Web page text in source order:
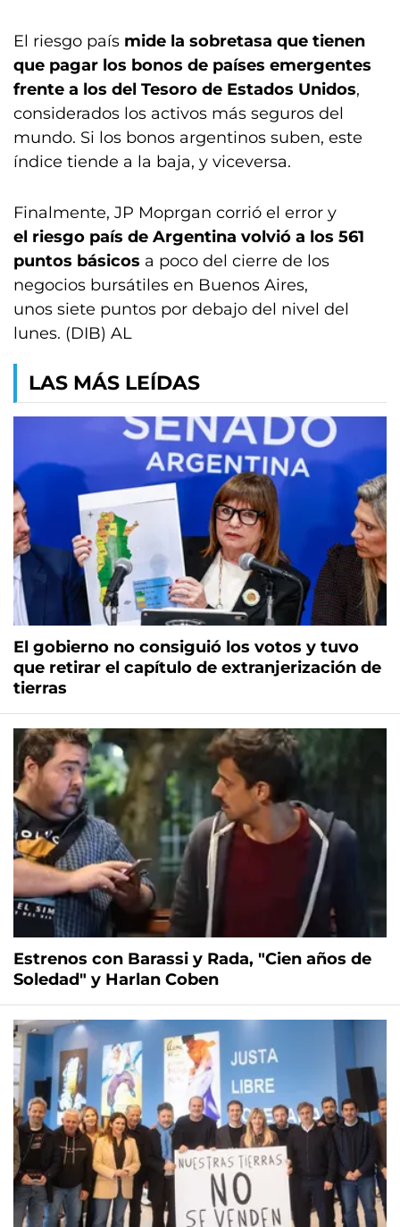
El riesgo país mide la sobretasa que tienen
que pagar los bonos de países emergentes
frente a los del Tesoro de Estados Unidos,
considerados los activos más seguros del
mundo. Si los bonos argentinos suben, este
índice tiende a la baja, y viceversa.
Finalmente, JP Moprgan corrió el error y
el riesgo país de Argentina volvió a los 561
puntos básicos a poco del cierre de los
negocios bursátiles en Buenos Aires,
unos siete puntos por debajo del nivel del
lunes. (DIB) AL
LAS MÁS LEÍDAS
El gobierno no consiguió los votos y tuvo
que retirar el capítulo de extranjerización de
tierras
Estrenos con Barassi y Rada, "Cien años de
Soledad" y Harlan Coben